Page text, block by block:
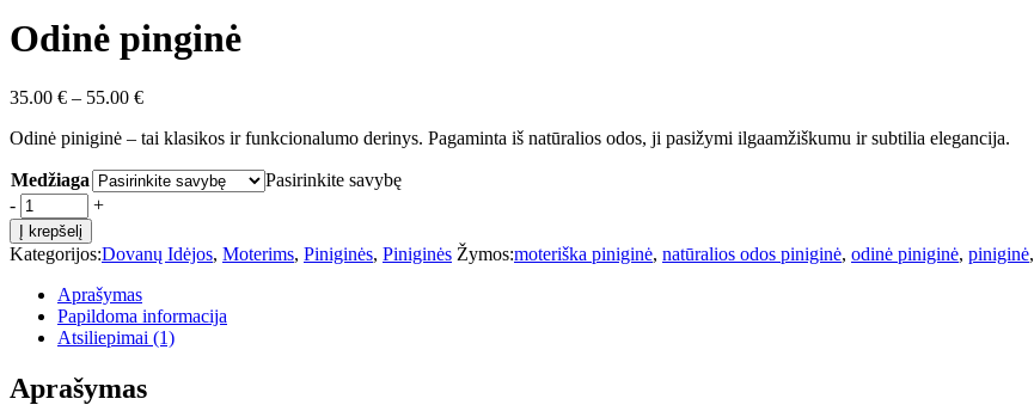
Odinė pinginė
35.00 € – 55.00 €Price
35.00 €
55.00 €
Odinė piniginė – tai klasikos ir funkcionalumo derinys. Pagaminta iš natūralios odos, ji pasižymi ilgaamžiškumu ir subtilia elegancija.
Medžiaga
Pasirinkite savybę
Odinė
pinginė
quantity
- +
Į krepšelį
Kategorijos:Dovanų Idėjos, Moterims, Piniginės, Piniginės Žymos:moteriška piniginė, natūralios odos piniginė, odinė piniginė, piniginė,
Aprašymas
Papildoma informacija
Atsiliepimai (1)
Aprašymas